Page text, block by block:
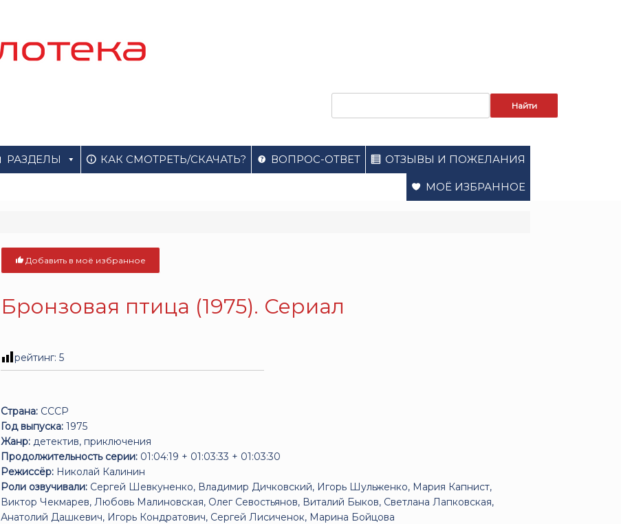
РАЗДЕЛЫ КАК СМОТРЕТЬ/СКАЧАТЬ? ВОПРОС-ОТВЕТ ОТЗЫВЫ И ПОЖЕЛАНИЯ
МОЁ ИЗБРАННОЕ
Добавить в моё избранное
Бронзовая птица (1975). Сериал
рейтинг:5
Страна: СССР
Год выпуска: 1975
Жанр: детектив, приключения
Продолжительность серии: 01:04:19 + 01:03:33 + 01:03:30
Режиссёр: Николай Калинин
Роли озвучивали: Сергей Шевкуненко, Владимир Дичковский, Игорь Шульженко, Мария Капнист,
Виктор Чекмарев, Любовь Малиновская, Олег Севостьянов, Виталий Быков, Светлана Лапковская,
Анатолий Дашкевич, Игорь Кондратович, Сергей Лисиченок, Марина Бойцова